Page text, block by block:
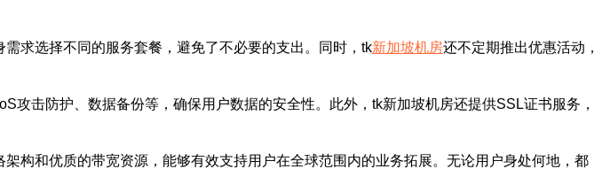
求选择不同的服务套餐，避免了不必要的支出。同时，tk新加坡机房还不定期推出优惠活动，
击防护、数据备份等，确保用户数据的安全性。此外，tk新加坡机房还提供SSL证书服务，
构和优质的带宽资源，能够有效支持用户在全球范围内的业务拓展。无论用户身处何地，都